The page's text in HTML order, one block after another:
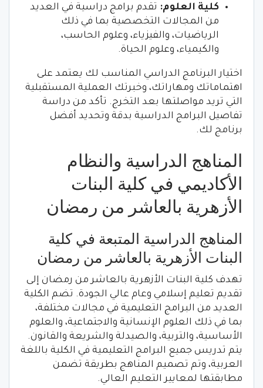
كلية العلوم: تقدم برامج دراسية في العديد
من المجالات التخصصية بما في ذلك
الرياضيات، والفيزياء، وعلوم الحاسب،
والكيمياء، وعلوم الحياة.
اختيار البرنامج الدراسي المناسب لك يعتمد على
اهتماماتك ومهاراتك، وخبرتك العملية المستقبلية
التي تريد مواصلتها بعد التخرج. تأكد من دراسة
تفاصيل البرامج الدراسية بدقة وتحديد أفضل
برنامج لك.
المناهج الدراسية والنظام
الأكاديمي في كلية البنات
الأزهرية بالعاشر من رمضان
المناهج الدراسية المتبعة في كلية
البنات الأزهرية بالعاشر من رمضان
تهدف كلية البنات الأزهرية بالعاشر من رمضان إلى
تقديم تعليم إسلامي وعام عالي الجودة. تضم الكلية
العديد من البرامج التعليمية في مجالات مختلفة،
بما في ذلك العلوم الإنسانية والاجتماعية، والعلوم
الأساسية، والتربية، والصيدلة والشريعة والقانون.
يتم تدريس جميع البرامج التعليمية في الكلية باللغة
العربية، وتم تصميم المناهج بطريقة تضمن
مطابقتها لمعايير التعليم العالي.